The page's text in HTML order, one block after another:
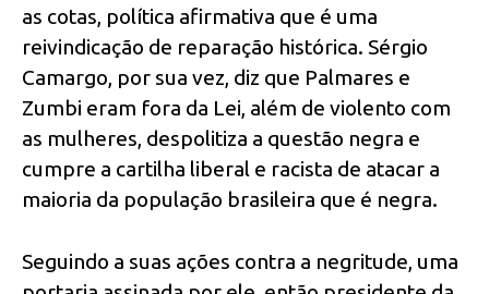
as cotas, política afirmativa que é uma
reivindicação de reparação histórica. Sérgio
Camargo, por sua vez, diz que Palmares e
Zumbi eram fora da Lei, além de violento com
as mulheres, despolitiza a questão negra e
cumpre a cartilha liberal e racista de atacar a
maioria da população brasileira que é negra.
Seguindo a suas ações contra a negritude, uma